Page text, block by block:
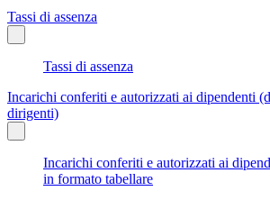
Tassi di assenza
Tassi di assenza
Incarichi conferiti e autorizzati ai dipendenti
dirigenti)
Incarichi conferiti e autorizzati ai
in formato tabellare